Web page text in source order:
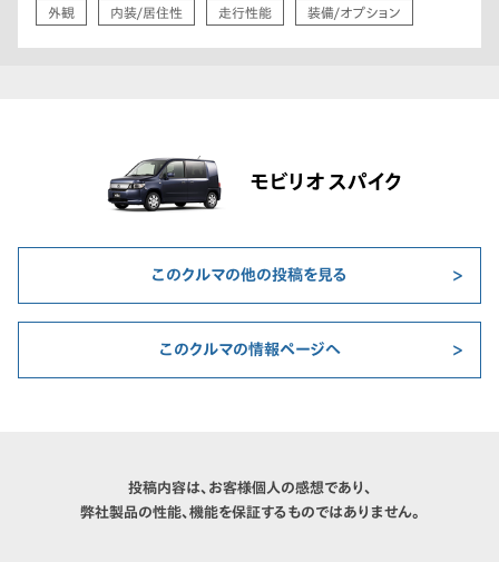
外観 内装/居住性 走行性能 装備/オプション
モビリオ スパイク
このクルマの他の投稿を見る
このクルマの情報ページへ
投稿内容は、お客様個人の感想であり、
弊社製品の性能、機能を保証するものではありません。